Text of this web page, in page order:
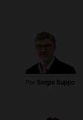
Por Sergio Suppo